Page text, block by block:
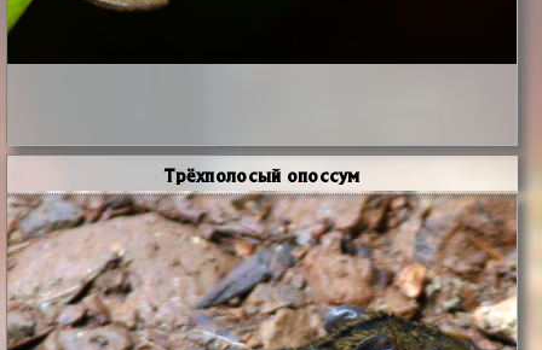
Трёхполосый опоссум